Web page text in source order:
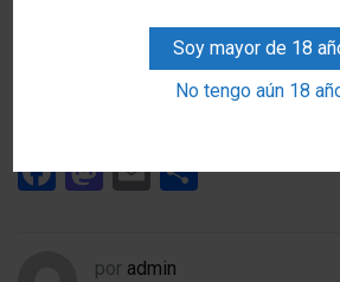
Soy mayor de 18
No tengo aún 18
¿Listo para encontrar tesoros
peludo? Juega Ancient Paws
aprovecha sus
Facebook
Mastodon
Email
por admin